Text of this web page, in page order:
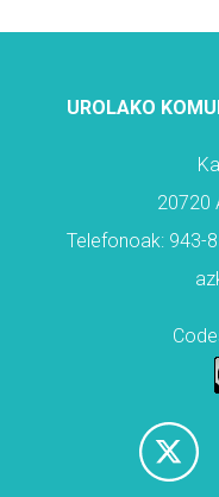
UROLAKO
20720
Telefonoak: 943-